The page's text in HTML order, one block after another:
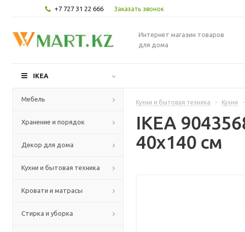
+7 727 31 22 666 Заказать звонок
Интернет магазин товаров
для дома
IKEA
Мебель
Хранение и порядок
Декор для дома
Кухни и бытовая техника
Кровати и матрасы
Стирка и уборка
Кухни и бытовая техника - Кухни -
IKEA
40x140 см